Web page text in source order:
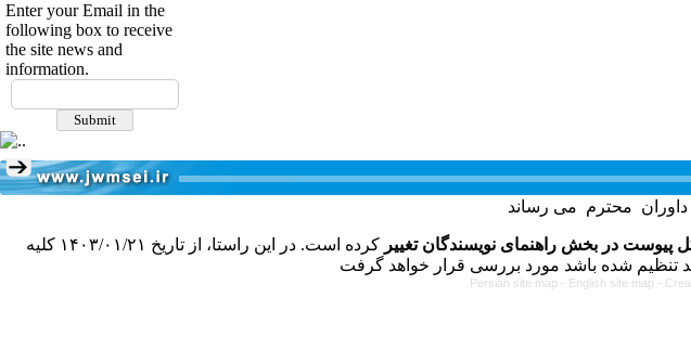
Enter your Email in the
following box to receive
the site news and
information.
پیوست در بخش راهنمای نویسندگان تغییر
کرده است. در این راستا، از تاریخ ۱۴۰۳/۰۱/۲۱ کلیه
Persian site map - English site map -